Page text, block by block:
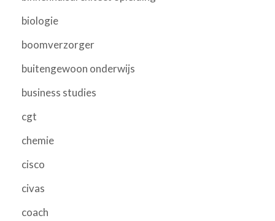
biologie
boomverzorger
buitengewoon onderwijs
business studies
cgt
chemie
cisco
civas
coach